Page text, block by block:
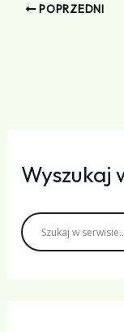
POPRZEDNI
Wyszukaj